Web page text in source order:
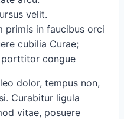
velit.
primis in faucibus orci
cubilia Curae;
porttitor congue
dolor, tempus non,
Curabitur ligula
vitae, posuere